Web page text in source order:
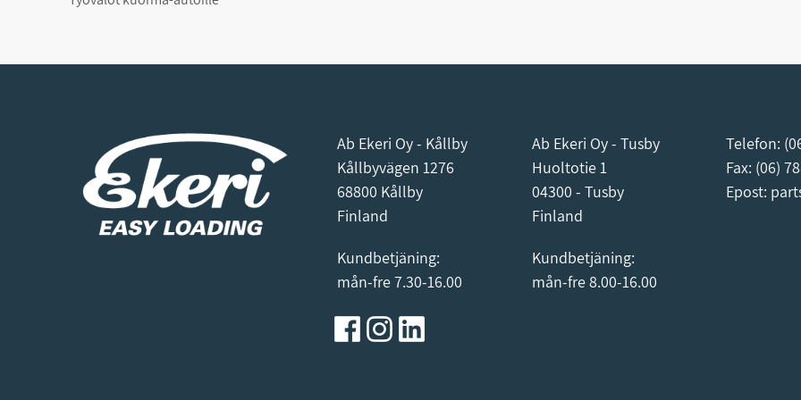
Ab Ekeri Oy - Kållby
Kållbyvägen 1276
68800 Kållby
Finland
Kundbetjäning:
mån-fre 7.30-16.00
Ab Ekeri Oy - Tusby
Huoltotie 1
04300 - Tusby
Finland
Kundbetjäning:
mån-fre 8.00-16.00
Telefon:
Fax: (06)
Epost: